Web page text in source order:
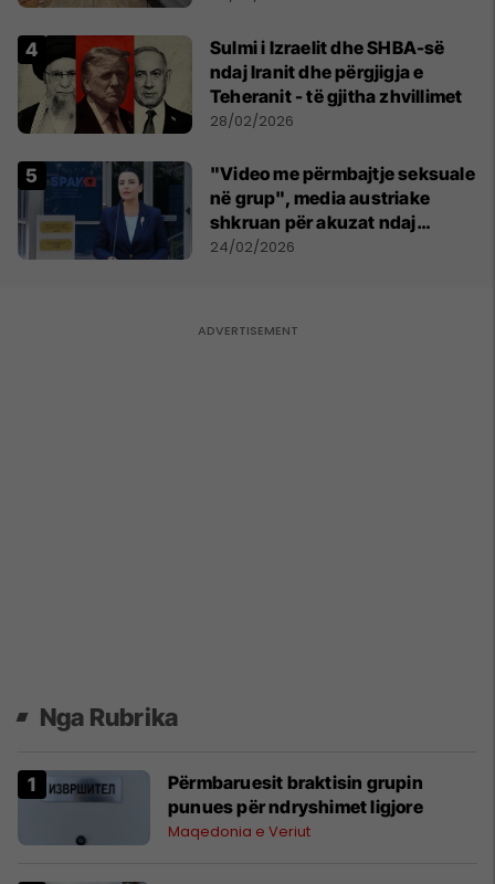
Sulmi i Izraelit dhe SHBA-së
ndaj Iranit dhe përgjigja e
Teheranit - të gjitha zhvillimet
28/02/2026
"Video me përmbajtje seksuale
në grup", media austriake
shkruan për akuzat ndaj
Belinda Ballukut
24/02/2026
Nga Rubrika
Përmbaruesit braktisin grupin
punues për ndryshimet ligjore
Maqedonia e Veriut